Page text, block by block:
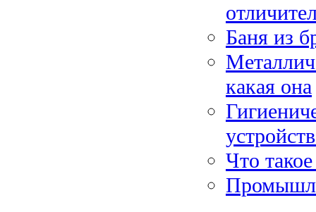
Баня из
какая она
Что